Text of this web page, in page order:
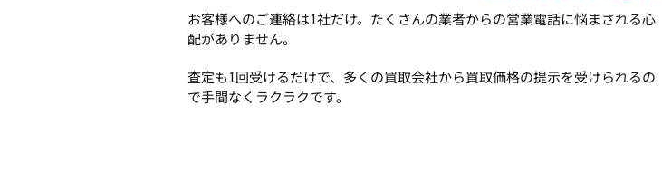
お客様へのご連絡は1社だけ。たくさんの業者からの営業電話に悩まされる心
配がありません。
査定も1回受けるだけで、多くの買取会社から買取価格の提示を受けられるの
で手間なくラクラクです。